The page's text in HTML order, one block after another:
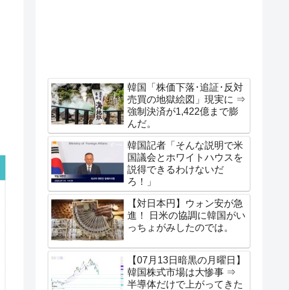
韓国「株価下落･追証･反対
売買の地獄絵図」現実に ⇒
強制決済が1,422億まで膨
んだ。
韓国記者「そんな説明で米
国議会とホワイトハウスを
説得できるわけないだ
ろ！」
【対日本円】ウォン安が急
進！ 日米の協調に韓国がい
っちょがみしたのでは。
【07月13日暗黒の月曜日】
韓国株式市場は大惨事 ⇒
半導体だけで上がってきた